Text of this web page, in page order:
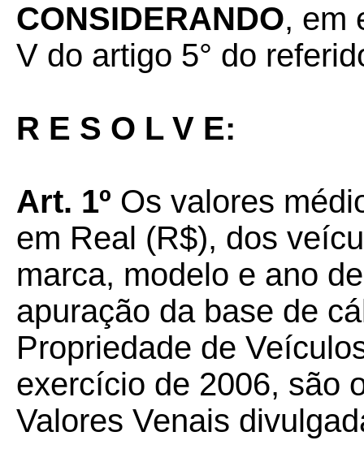
CONSIDERANDO, em
V do artigo 5° do
R E S O L V E:
Art. 1º Os valores
em Real (R$), dos
marca, modelo e ano
apuração da base de
Propriedade de
exercício de 2006, são
Valores Venais